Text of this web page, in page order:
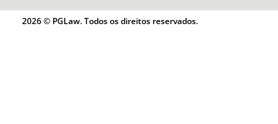
2026 © PGLaw. Todos os direitos reservados.